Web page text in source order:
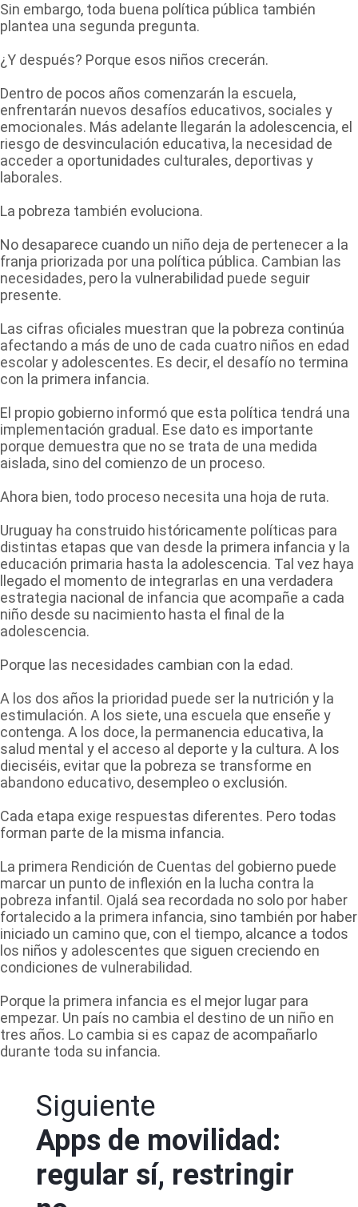
Sin embargo, toda buena política pública también
plantea una segunda pregunta.
¿Y después? Porque esos niños crecerán.
Dentro de pocos años comenzarán la escuela,
enfrentarán nuevos desafíos educativos, sociales y
emocionales. Más adelante llegarán la adolescencia, el
riesgo de desvinculación educativa, la necesidad de
acceder a oportunidades culturales, deportivas y
laborales.
La pobreza también evoluciona.
No desaparece cuando un niño deja de pertenecer a la
franja priorizada por una política pública. Cambian las
necesidades, pero la vulnerabilidad puede seguir
presente.
Las cifras oficiales muestran que la pobreza continúa
afectando a más de uno de cada cuatro niños en edad
escolar y adolescentes. Es decir, el desafío no termina
con la primera infancia.
El propio gobierno informó que esta política tendrá una
implementación gradual. Ese dato es importante
porque demuestra que no se trata de una medida
aislada, sino del comienzo de un proceso.
Ahora bien, todo proceso necesita una hoja de ruta.
Uruguay ha construido históricamente políticas para
distintas etapas que van desde la primera infancia y la
educación primaria hasta la adolescencia. Tal vez haya
llegado el momento de integrarlas en una verdadera
estrategia nacional de infancia que acompañe a cada
niño desde su nacimiento hasta el final de la
adolescencia.
Porque las necesidades cambian con la edad.
A los dos años la prioridad puede ser la nutrición y la
estimulación. A los siete, una escuela que enseñe y
contenga. A los doce, la permanencia educativa, la
salud mental y el acceso al deporte y la cultura. A los
dieciséis, evitar que la pobreza se transforme en
abandono educativo, desempleo o exclusión.
Cada etapa exige respuestas diferentes. Pero todas
forman parte de la misma infancia.
La primera Rendición de Cuentas del gobierno puede
marcar un punto de inflexión en la lucha contra la
pobreza infantil. Ojalá sea recordada no solo por haber
fortalecido a la primera infancia, sino también por haber
iniciado un camino que, con el tiempo, alcance a todos
los niños y adolescentes que siguen creciendo en
condiciones de vulnerabilidad.
Porque la primera infancia es el mejor lugar para
empezar. Un país no cambia el destino de un niño en
tres años. Lo cambia si es capaz de acompañarlo
durante toda su infancia.
Siguiente
Apps de movilidad:
regular sí, restringir